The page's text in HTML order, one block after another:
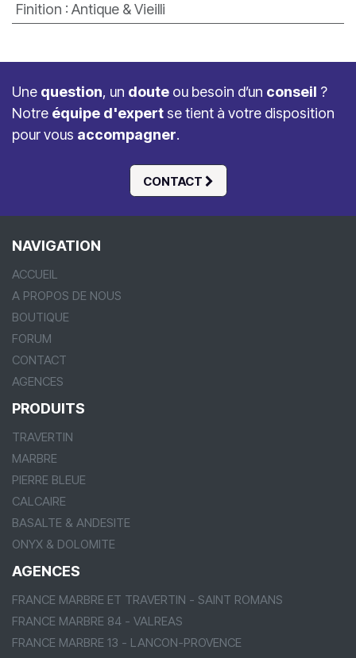
Finition : Antique & Vieilli
CONTACT
Une question, un doute ou besoin d’un conseil ?
Notre équipe d'expert se tient à votre disposition
pour vous accompagner.
NAVIGATION
ACCUEIL
A PROPOS DE NOUS
BOUTIQUE
FORUM
CONTACT
AGENCES
PRODUITS
TRAVERTIN
MARBRE
PIERRE BLEUE
CALCAIRE
BASALTE & ANDESITE
ONYX & DOLOMITE
AGENCES
FRANCE MARBRE ET TRAVERTIN - SAINT ROMANS
FRANCE MARBRE 84 - VALREAS
FRANCE MARBRE 13 - LANCON-PROVENCE